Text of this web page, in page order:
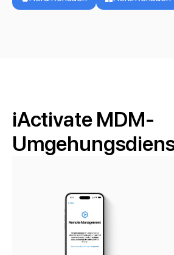
iActivate MDM-